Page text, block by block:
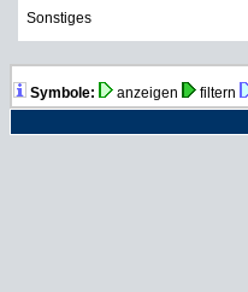
Sonstiges
Symbole: anzeigen filtern